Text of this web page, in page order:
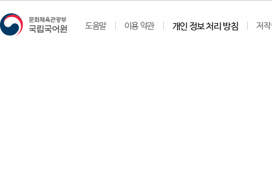
도움말 이용 약관 개인 정보 처리 방침 저